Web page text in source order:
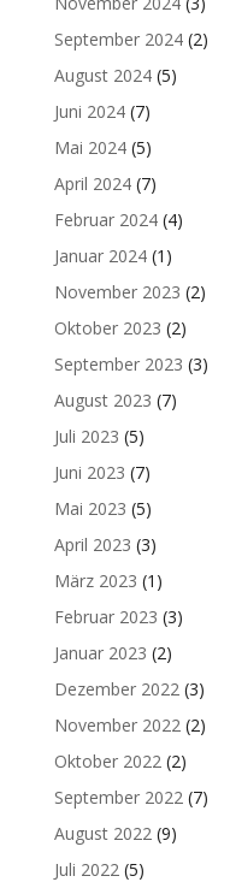
September 2024(2)
August 2024(5)
Juni 2024(7)
Mai 2024(5)
April 2024(7)
Februar 2024(4)
Januar 2024(1)
November 2023 (2)
Oktober 2023 (2)
September 2023 (3)
August 2023 (7)
Juli 2023 (5)
Juni 2023 (7)
Mai 2023 (5)
April 2023 (3)
März 2023 (1)
Februar 2023 (3)
Januar 2023 (2)
Dezember 2022(3)
November 2022(2)
Oktober 2022(2)
September 2022(7)
August 2022(9)
Juli 2022(5)